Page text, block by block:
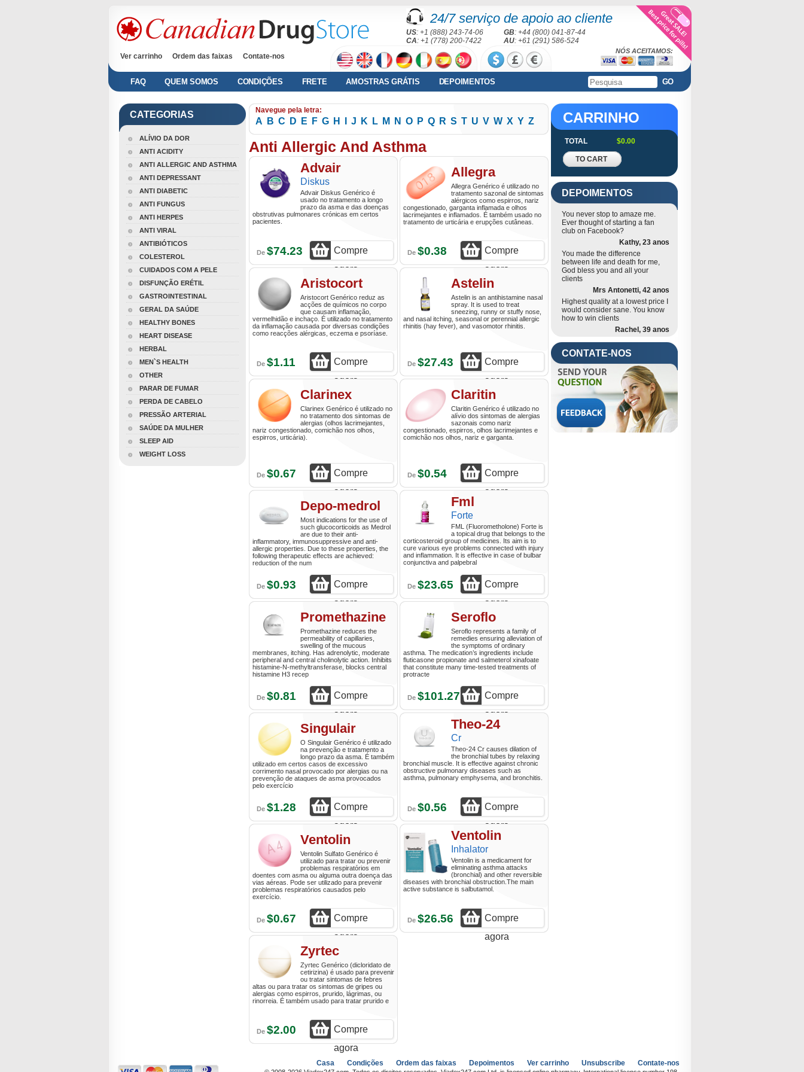
24/7 serviço de apoio ao cliente
US: +1 (888) 243-74-06 GB: +44 (800) 041-87-44
CA: +1 (778) 200-7422 AU: +61 (291) 586-524
Ver carrinho
Ordem das faixas Contate-nos
NÓS ACEITAMOS:
FAQ QUEM SOMOS CONDIÇÕES FRETE AMOSTRAS GRÁTIS DEPOIMENTOS GO
CATEGORIAS
ALÍVIO DA DOR
ANTI ACIDITY
ANTI ALLERGIC AND ASTHMA
ANTI DEPRESSANT
ANTI DIABETIC
ANTI FUNGUS
ANTI HERPES
ANTI VIRAL
ANTIBIÓTICOS
COLESTEROL
CUIDADOS COM A PELE
DISFUNÇÃO ERÉTIL
GASTROINTESTINAL
GERAL DA SAÚDE
HEALTHY BONES
HEART DISEASE
HERBAL
MEN`S HEALTH
OTHER
PARAR DE FUMAR
PERDA DE CABELO
PRESSÃO ARTERIAL
SAÚDE DA MULHER
SLEEP AID
WEIGHT LOSS
Navegue pela letra:
A B C D E F G H J K L M N O P Q R S T U V W X Y Z
Anti Allergic And Asthma
Advair
Diskus
Advair Diskus Genérico é
usado no tratamento a longo
prazo da asma e das doenças
obstrutivas pulmonares crónicas em certos
pacientes.
De $74.23
Compre
agora
Allegra
Allegra Genérico é utilizado no
tratamento sazonal de sintomas
alérgicos como espirros, nariz
congestionado, garganta inflamada e olhos
lacrimejantes e inflamados. É também usado no
tratamento de urticária e erupções cutâneas.
De $0.38
Compre
agora
Aristocort
Aristocort Genérico reduz as
acções de químicos no corpo
que causam inflamação,
vermelhidão e inchaço. É utilizado no tratamento
da inflamação causada por diversas condições
como reacções alérgicas, eczema e psoríase.
De $1.11
Compre
agora
Astelin
Astelin is an antihistamine nasal
spray. It is used to treat
sneezing, runny or stuffy nose,
and nasal itching, seasonal or perennial allergic
rhinitis (hay fever), and vasomotor rhinitis.
De $27.43
Compre
agora
Clarinex
Clarinex Genérico é utilizado no
no tratamento dos sintomas de
alergias (olhos lacrimejantes,
nariz congestionado, comichão nos olhos,
espirros, urticária).
De $0.67
Compre
agora
Claritin
Claritin Genérico é utilizado no
alívio dos sintomas de alergias
sazonais como nariz
congestionado, espirros, olhos lacrimejantes e
comichão nos olhos, nariz e garganta.
De $0.54
Compre
agora
Depo-medrol
Most indications for the use of
such glucocorticoids as Medrol
are due to their anti-
inflammatory, immunosuppressive and anti-
allergic properties. Due to these properties, the
following therapeutic effects are achieved:
reduction of the num
De $0.93
Compre
agora
Fml
Forte
FML (Fluorometholone) Forte is
a topical drug that belongs to the
corticosteroid group of medicines. Its aim is to
cure various eye problems connected with injury
and inflammation. It is effective in case of bulbar
conjunctiva and palpebral
De $23.65
Compre
agora
Promethazine
Promethazine reduces the
permeability of capillaries,
swelling of the mucous
membranes, itching. Has adrenolytic, moderate
peripheral and central cholinolytic action. Inhibits
histamine-N-methyltransferase, blocks central
histamine H3 recep
De $0.81
Compre
agora
Seroflo
Seroflo represents a family of
remedies ensuring alleviation of
the symptoms of ordinary
asthma. The medication’s ingredients include
fluticasone propionate and salmeterol xinafoate
that constitute many time-tested treatments of
protracte
De $101.27
Compre
agora
Singulair
O Singulair Genérico é utilizado
na prevenção e tratamento a
longo prazo da asma. É também
utilizado em certos casos de excessivo
corrimento nasal provocado por alergias ou na
prevenção de ataques de asma provocados
pelo exercício
De $1.28
Compre
agora
Theo-24
Cr
Theo-24 Cr causes dilation of
the bronchial tubes by relaxing
bronchial muscle. It is effective against chronic
obstructive pulmonary diseases such as
asthma, pulmonary emphysema, and bronchitis.
De $0.56
Compre
agora
Ventolin
Ventolin Sulfato Genérico é
utilizado para tratar ou prevenir
problemas respiratórios em
doentes com asma ou alguma outra doença das
vias aéreas. Pode ser utilizado para prevenir
problemas respiratórios causados pelo
exercício.
De $0.67
Compre
agora
Ventolin
Inhalator
Ventolin is a medicament for
eliminating asthma attacks
(bronchial) and other reversible
diseases with bronchial obstruction.The main
active substance is salbutamol.
De $26.56
Compre
agora
Zyrtec
Zyrtec Genérico (dicloridato de
cetirizina) é usado para prevenir
ou tratar sintomas de febres
altas ou para tratar os sintomas de gripes ou
alergias como espirros, prurido, lágrimas, ou
rinorreia. É também usado para tratar prurido e
De $2.00
Compre
agora
CARRINHO
TOTAL $0.00
TO CART
DEPOIMENTOS
You never stop to amaze me.
Ever thought of starting a fan
club on Facebook?
Kathy, 23 anos
You made the difference
between life and death for me,
God bless you and all your
clients
Mrs Antonetti, 42 anos
Highest quality at a lowest price I
would consider sane. You know
how to win clients
Rachel, 39 anos
CONTATE-NOS
Casa Condições Ordem das faixas Depoimentos Ver carrinho Unsubscribe Contate-nos